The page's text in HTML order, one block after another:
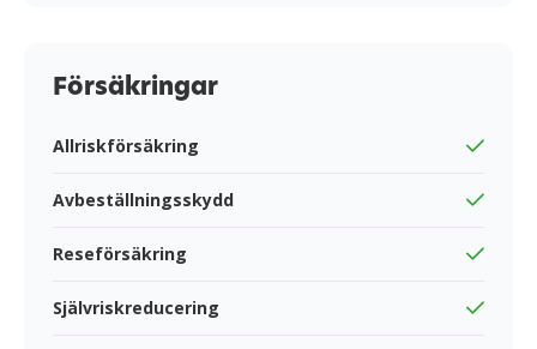
Försäkringar
Allriskförsäkring
Avbeställningsskydd
Reseförsäkring
Självriskreducering